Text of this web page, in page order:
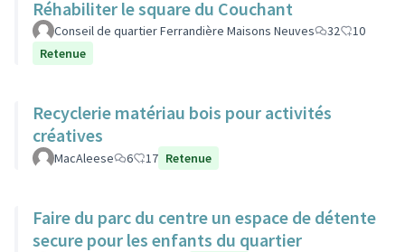
Réhabiliter le square du Couchant
Conseil de quartier Ferrandière Maisons Neuves 32
10
Retenue
Recyclerie matériau bois pour activités
créatives
MacAleese 6 17 Retenue
Faire du parc du centre un espace de détente
secure pour les enfants du quartier